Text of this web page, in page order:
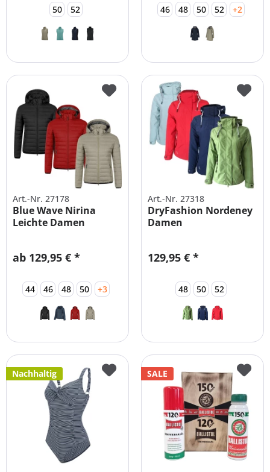
50 52 46 48 50 52 +2
Art.-Nr. 27178
Blue Wave Nirina
Leichte Damen
ab 129,95 € *
44 46 48 50 +3
Art.-Nr. 27318
DryFashion Nordeney
Damen
129,95 € *
48 50 52
Nachhaltig SALE